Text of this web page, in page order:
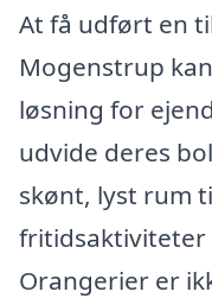
At få udført en
Mogenstrup
løsning for
udvide deres
skønt, lyst rum
fritidsaktiviteter
Orangerier er